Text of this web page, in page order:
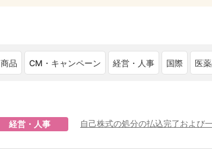
商品 CM・キャンペーン 経営・人事 国際 医
経営・人事 自己株式の処分の払込完了および